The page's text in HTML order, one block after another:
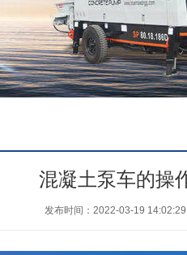
混凝土泵车的操
发布时间：2022-03-19 14:02:29